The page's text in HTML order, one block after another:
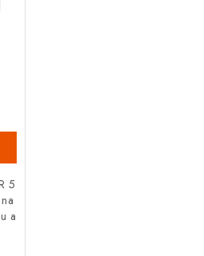
5
a